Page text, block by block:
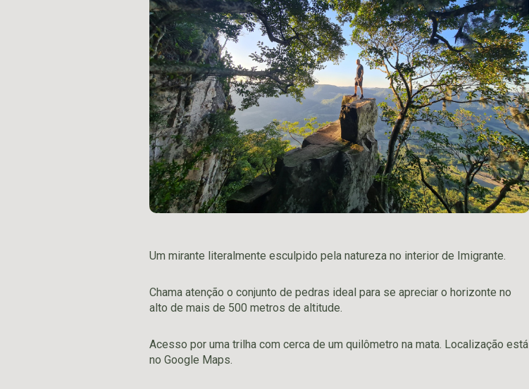
Um mirante literalmente esculpido pela natureza no interior de Imigrante.
Chama atenção o conjunto de pedras ideal para se apreciar o horizonte no
alto de mais de 500 metros de altitude.
Acesso por uma trilha com cerca de um quilômetro na mata. Localização está
no Google Maps.